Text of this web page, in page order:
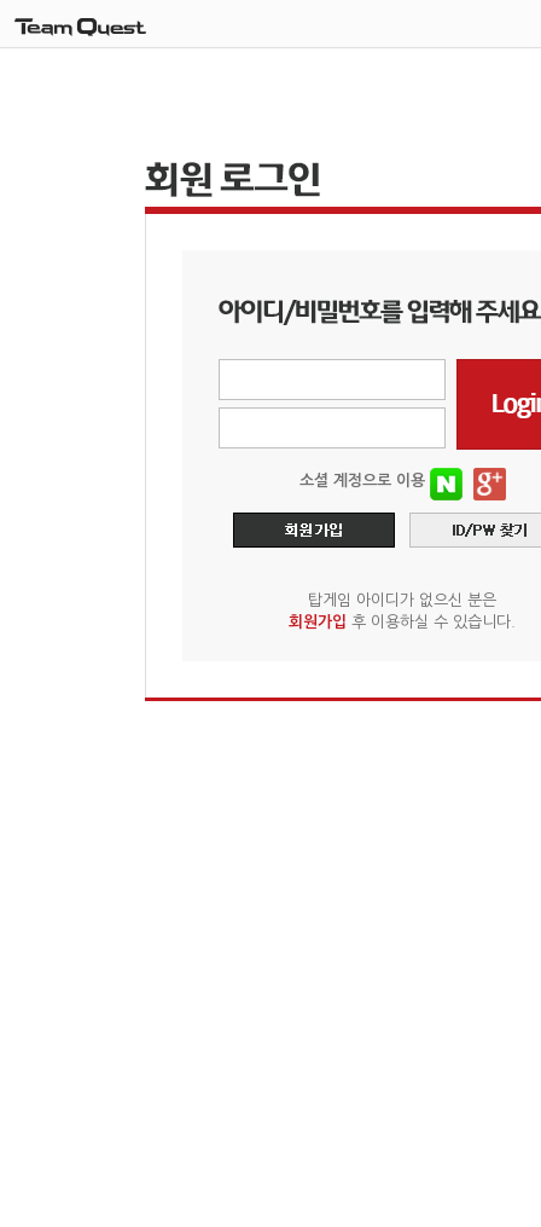
소셜 계정으로 이용
탑게임 아이디가 없으신 분은
회원가입 후 이용하실 수 있습니다.